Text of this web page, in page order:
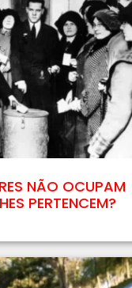
NÃO OCUPAM
PERTENCEM?